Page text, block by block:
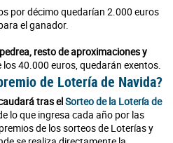
por décimo quedarían 2.000 euros
el ganador.
resto de aproximaciones y
los 40.000 euros, quedarán exentos.
de Lotería de Navida?
tras elSorteo de la Lotería de
lo que ingresa cada año por las
de los sorteos de Loterías y